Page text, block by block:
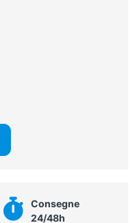
Consegne
24/48h